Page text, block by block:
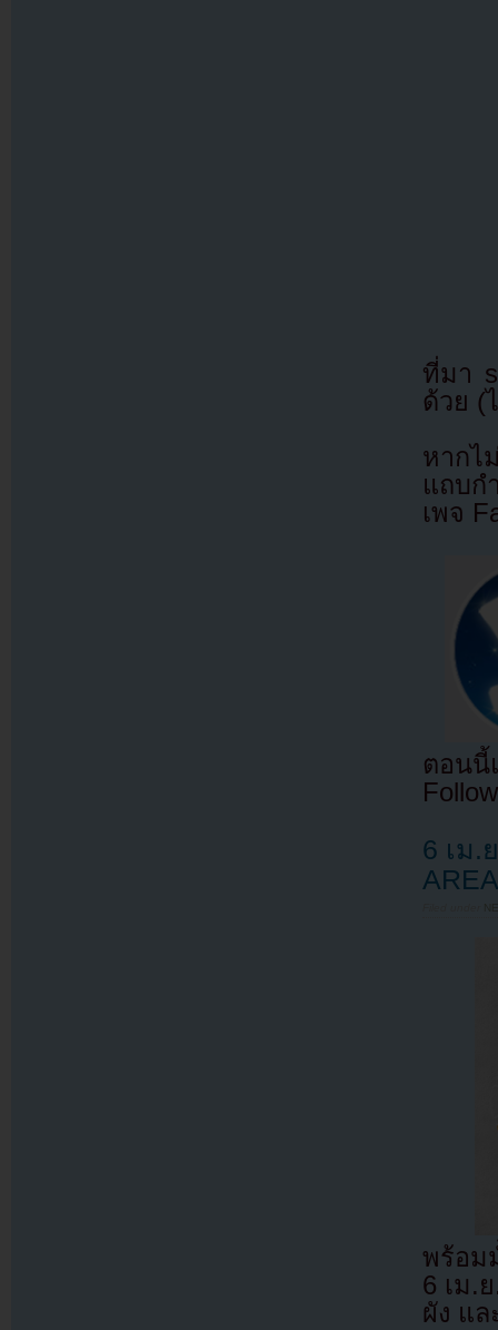
ที่มา
ด้วย (
หากไ
แถบก
เพจ
ตอนนี้
6 เม.
พร้อม
6 เม.
ผัง แ